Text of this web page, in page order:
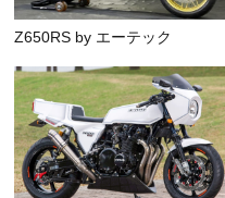
Z650RS by エーテック